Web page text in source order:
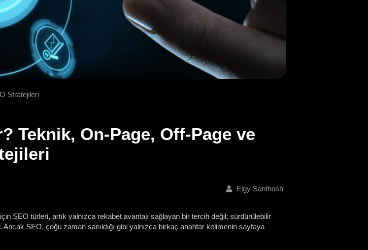
Stratejileri
Teknik, On-Page, Off-Page ve
Elgy Santhosh
SEO türleri, artık yalnızca rekabet avantajı sağlayan bir tercih değil; sürdürülebilir
SEO, çoğu zaman sanıldığı gibi yalnızca birkaç anahtar kelimenin sayfaya